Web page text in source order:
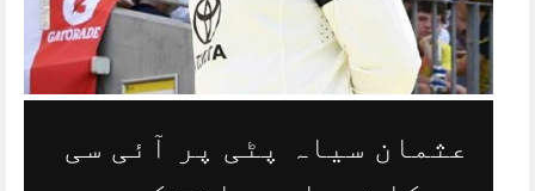
عثمان سیاہ پٹی پر آئی سی